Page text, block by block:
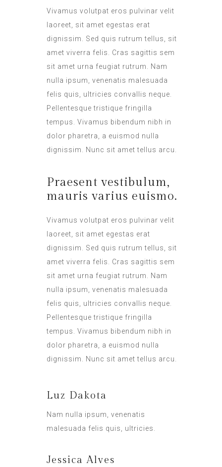
Vivamus volutpat eros pulvinar velit
laoreet, sit amet egestas erat
dignissim. Sed quis rutrum tellus, sit
amet viverra felis. Cras sagittis sem
sit amet urna feugiat rutrum. Nam
nulla ipsum, venenatis malesuada
felis quis, ultricies convallis neque.
Pellentesque tristique fringilla
tempus. Vivamus bibendum nibh in
dolor pharetra, a euismod nulla
dignissim. Nunc sit amet tellus arcu.
Praesent vestibulum,
mauris varius euismo.
Vivamus volutpat eros pulvinar velit
laoreet, sit amet egestas erat
dignissim. Sed quis rutrum tellus, sit
amet viverra felis. Cras sagittis sem
sit amet urna feugiat rutrum. Nam
nulla ipsum, venenatis malesuada
felis quis, ultricies convallis neque.
Pellentesque tristique fringilla
tempus. Vivamus bibendum nibh in
dolor pharetra, a euismod nulla
dignissim. Nunc sit amet tellus arcu.
Luz Dakota
Nam nulla ipsum, venenatis
malesuada felis quis, ultricies.
Jessica Alves